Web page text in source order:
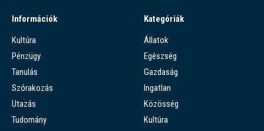
Információk
Kultúra
Pénzügy
Tanulás
Szórakozás
Utazás
Tudomány
Kategóriák
Állatok
Egészség
Gazdaság
Ingatlan
Közösség
Kultúra